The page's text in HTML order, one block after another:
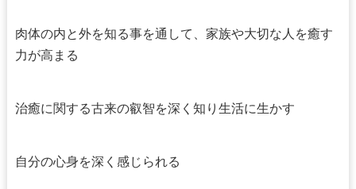
肉体の内と外を知る事を通して、家族や大切な人を癒す
力が高まる
治癒に関する古来の叡智を深く知り生活に生かす
自分の心身を深く感じられる